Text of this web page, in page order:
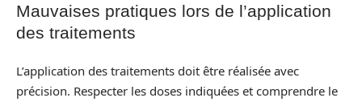
Mauvaises pratiques lors de l’application
des traitements
L’application des traitements doit être réalisée avec
précision. Respecter les doses indiquées et comprendre le